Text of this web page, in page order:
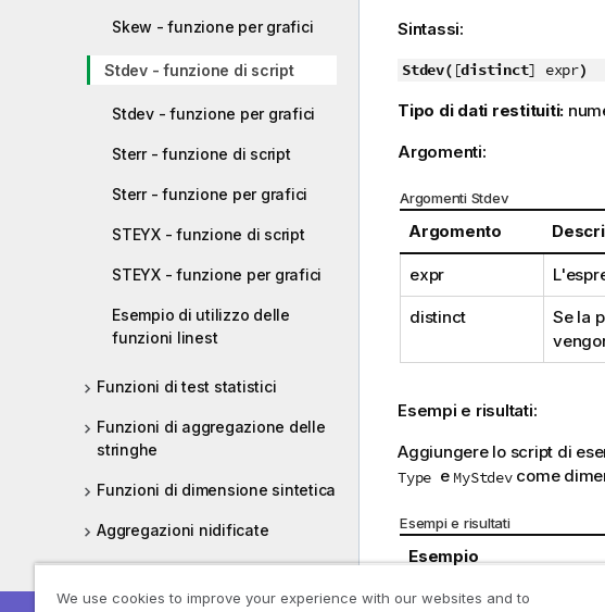
Skew - funzione per grafici
Stdev - funzione di script
Stdev - funzione per grafici
Sterr - funzione di script
Sterr - funzione per grafici
STEYX - funzione di script
STEYX - funzione per grafici
Esempio di utilizzo delle
funzioni linest
Funzioni di test statistici
Funzioni di aggregazione delle
stringhe
Funzioni di dimensione sintetica
Aggregazioni nidificate
Sintassi:
Stdev( [distinct] expr)
Tipo di dati restituiti:
Argomenti:
Argomenti Stdev
Argomento
expr
distinct Se la
Esempi e risultati:
Aggiungere lo script di
Type e MyStdevcome
Esempi e risultati
Esempio
We use cookies to improve your experience with our websites and to